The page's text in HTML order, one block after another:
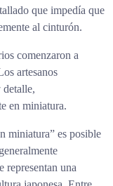
que impedía que
al cinturón.
comenzaron a
artesanos
detalle,
en miniatura.
miniatura” es posible
representan una